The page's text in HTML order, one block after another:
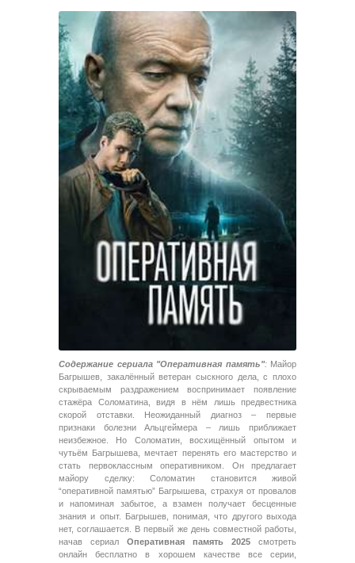
Содержание сериала "Оперативная память":Майор
Багрышев, закалённый ветеран сыскного дела, с плохо
скрываемым раздражением воспринимает появление
стажёра Соломатина, видя в нём лишь предвестника
скорой отставки. Неожиданный диагноз – первые
признаки болезни Альцгеймера – лишь приближает
неизбежное. Но Соломатин, восхищённый опытом и
чутьём Багрышева, мечтает перенять его мастерство и
стать первоклассным оперативником. Он предлагает
майору сделку: Соломатин становится живой
“оперативной памятью” Багрышева, страхуя от провалов
и напоминая забытое, а взамен получает бесценные
знания и опыт. Багрышев, понимая, что другого выхода
нет, соглашается. В первый же день совместной работы,
начав сериал Оперативная память 2025 смотреть
онлайн бесплатно в хорошем качестве все серии,